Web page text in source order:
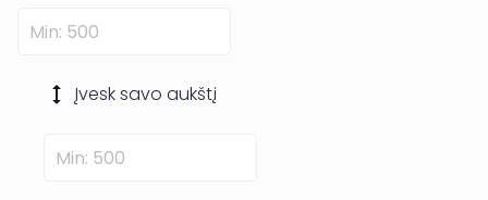
Įvesk savo aukštį